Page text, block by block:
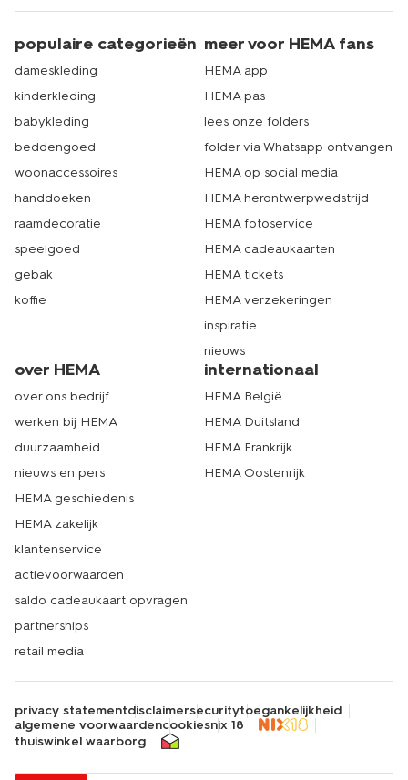
populaire categorieën
dameskleding
kinderkleding
babykleding
beddengoed
woonaccessoires
handdoeken
raamdecoratie
speelgoed
gebak
koffie
meer voor HEMA fans
HEMA app
HEMA pas
lees onze folders
folder via Whatsapp ontvangen
HEMA op social media
HEMA herontwerpwedstrijd
HEMA fotoservice
HEMA cadeaukaarten
HEMA tickets
HEMA verzekeringen
inspiratie
nieuws
over HEMA
over ons bedrijf
werken bij HEMA
duurzaamheid
nieuws en pers
HEMA geschiedenis
HEMA zakelijk
klantenservice
actievoorwaarden
saldo cadeaukaart opvragen
partnerships
retail media
internationaal
HEMA België
HEMA Duitsland
HEMA Frankrijk
HEMA Oostenrijk
privacy statementdisclaimersecuritytoegankelijkheid
algemene voorwaardencookiesnix 18
thuiswinkel waarborg